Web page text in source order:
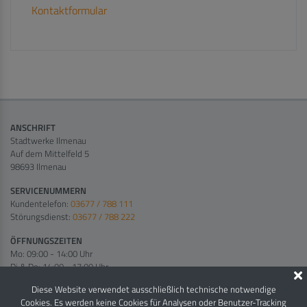
Kontaktformular
ANSCHRIFT
Stadtwerke Ilmenau
Auf dem Mittelfeld 5
98693 Ilmenau
SERVICENUMMERN
Kundentelefon: 03677 / 788 111
Störungsdienst: 03677 / 788 222
ÖFFNUNGSZEITEN
Mo: 09:00 - 14:00 Uhr
Di & Do: 14:00 - 17:00 Uhr
NETZSEITE
Diese Website verwendet ausschließlich technische notwendige
Cookies. Es werden keine Cookies für Analysen oder Benutzer-Tracking